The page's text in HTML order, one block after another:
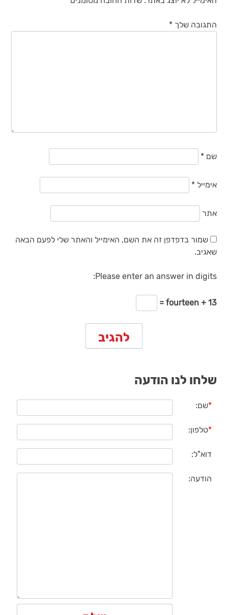
התגובה שלך*
שם*
אימייל*
אתר
שמור בדפדפן זה את השם, האימייל והאתר שלי לפעם הבאה
שאגיב.
Please enter an answer in digits:
fourteen + 13 =
שלחו לנו הודעה
*שם:
*טלפון:
דוא"ל:
הודעה: